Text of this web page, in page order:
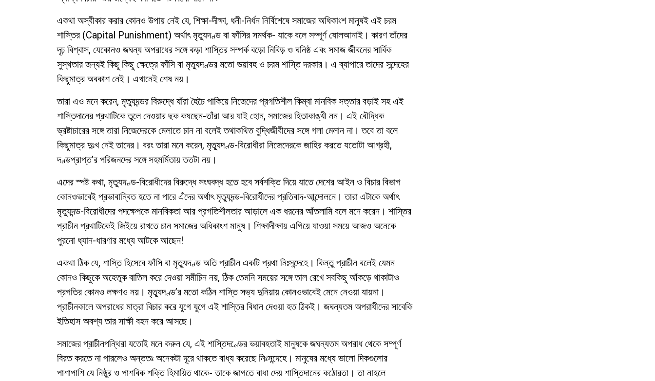
একথা অস্বীকার করার কোনও উপায় নেই যে, শিক্ষা-দীক্ষা, ধনী-নির্ধন নির্বিশেষে সমাজের অধিকাংশ মানুষই এই চরম
শাস্তির (Capital Punishment) অর্থাৎ মৃত্যুদণ্ড বা ফাঁসির সমর্থক- যাকে বলে সম্পূর্ণ ষোলআনাই। কারণ তাঁদের
দৃঢ় বিশ্বাস, যেকোনও জঘন্য অপরাধের সঙ্গে কড়া শাস্তির সম্পর্ক বড়ো নিবিড় ও ঘনিষ্ঠ এবং সমাজ জীবনের সার্বিক
সুস্থতার জন্যই কিছু কিছু ক্ষেত্রে ফাঁসি বা মৃত্যুদণ্ডর মতো ভয়াবহ ও চরম শাস্তি দরকার। এ ব্যাপারে তাদের সন্দেহের
কিছুমাত্র অবকাশ নেই। এখানেই শেষ নয়।
তারা এও মনে করেন, মৃত্যুদন্ডর বিরুদ্ধে যাঁরা হৈচৈ পাকিয়ে নিজেদের প্রগতিশীল কিম্বা মানবিক সত্তার বড়াই সহ এই
শাস্তিদানের প্রথাটিকে তুলে দেওয়ার ছক কষছেন-তাঁরা আর যাই হোন, সমাজের হিতাকাঙ্খী নন। এই বৌদ্ধিক
ভ্রষ্টাচারের সঙ্গে তারা নিজেদেরকে মেলাতে চান না বলেই তথাকথিত বুদ্ধিজীবীদের সঙ্গে গলা মেলান না। তবে তা বলে
কিছুমাত্র দুঃখ নেই তাদের। বরং তারা মনে করেন, মৃত্যুদণ্ড-বিরোধীরা নিজেদেরকে জাহির করতে যতোটা আগ্রহী,
দণ্ডপ্রাপ্ত’র পরিজনদের সঙ্গে সহমর্মিতায় ততটা নয়।
এদের স্পষ্ট কথা, মৃত্যুদণ্ড-বিরোধীদের বিরুদ্ধে সংঘবদ্ধ হতে হবে সর্বশক্তি দিয়ে যাতে দেশের আইন ও বিচার বিভাগ
কোনওভাবেই প্রভাবান্বিত হতে না পারে এঁদের অর্থাৎ মৃত্যুদন্ড-বিরোধীদের প্রতিবাদ-আন্দোলনে। তারা এটাকে অর্থাৎ
মৃত্যুদন্ড-বিরোধীদের পদক্ষেপকে মানবিকতা আর প্রগতিশীলতার আড়ালে এক ধরনের আঁতলামি বলে মনে করেন। শাস্তির
প্রাচীন প্রথাটিকেই জিইয়ে রাখতে চান সমাজের অধিকাংশ মানুষ। শিক্ষাদীক্ষায় এগিয়ে যাওয়া সময়ে আজও অনেকে
পুরনো ধ্যান-ধারণার মধ্যে আটকে আছেন!
একথা ঠিক যে, শাস্তি হিসেবে ফাঁসি বা মৃত্যুদণ্ড অতি প্রাচীন একটি প্রথা নিঃসন্দেহে। কিন্তু প্রাচীন বলেই যেমন
কোনও কিছুকে অহেতুক বাতিল করে দেওয়া সমীচিন নয়, ঠিক তেমনি সময়ের সঙ্গে তাল রেখে সবকিছু আঁকড়ে থাকাটাও
প্রগতির কোনও লক্ষণও নয়। মৃত্যুদণ্ড’র মতো কঠিন শাস্তি সভ্য দুনিয়ায় কোনওভাবেই মেনে নেওয়া যায়না।
প্রাচীনকালে অপরাধের মাত্রা বিচার করে যুগে যুগে এই শাস্তির বিধান দেওয়া হত ঠিকই। জঘন্যতম অপরাধীদের সাবেকি
ইতিহাস অবশ্য তার সাক্ষী বহন করে আসছে।
সমাজের প্রাচীনপন্থিরা যতোই মনে করুন যে, এই শাস্তিদণ্ডের ভয়াবহতাই মানুষকে জঘন্যতম অপরাধ থেকে সম্পূর্ণ
বিরত করতে না পারলেও অন্ততঃ অনেকটা দূরে থাকতে বাধ্য করেছে নিঃসন্দেহে। মানুষের মধ্যে ভালো দিকগুলোর
পাশাপাশি যে নিষ্ঠুর ও পাশবিক শক্তি হিমায়িত থাকে- তাকে জাগতে বাধা দেয় শাস্তিদানের কঠোরতা। তা নাহলে